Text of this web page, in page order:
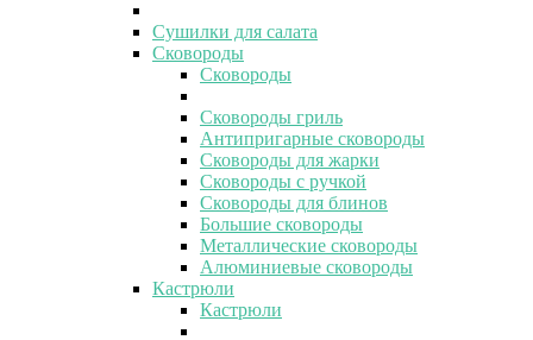
Сушилки для салата
Сковороды
Сковороды
Сковороды гриль
Антипригарные сковороды
Сковороды для жарки
Сковороды с ручкой
Сковороды для блинов
Большие сковороды
Металлические сковороды
Алюминиевые сковороды
Кастрюли
Кастрюли